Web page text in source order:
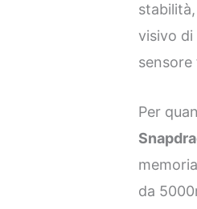
visivo di
sensore
Per
da